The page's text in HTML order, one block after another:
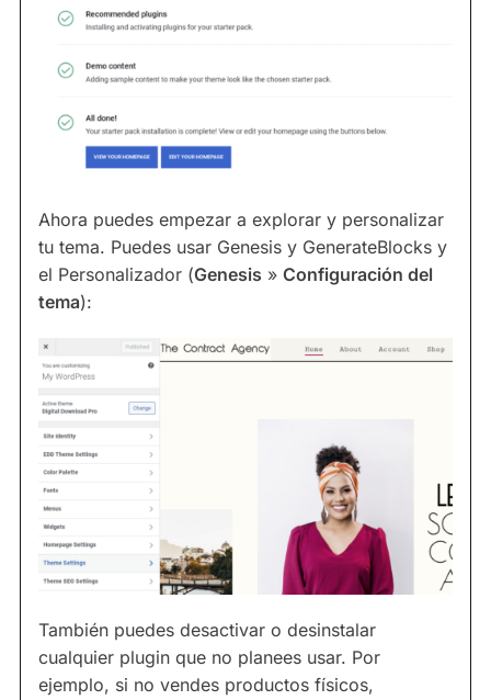
Ahora puedes empezar a explorar y personalizar
tu tema. Puedes usar Genesis y GenerateBlocks y
el Personalizador (Genesis » Configuración del
tema):
También puedes desactivar o desinstalar
cualquier plugin que no planees usar. Por
ejemplo, si no vendes productos físicos,